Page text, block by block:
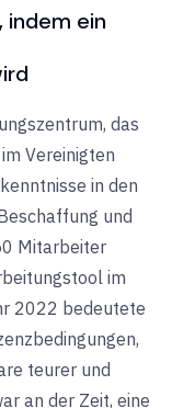
indem ein
das
Vereinigten
in den
und
Mitarbeiter
im
2022 bedeutete
teurer und
an der Zeit, eine